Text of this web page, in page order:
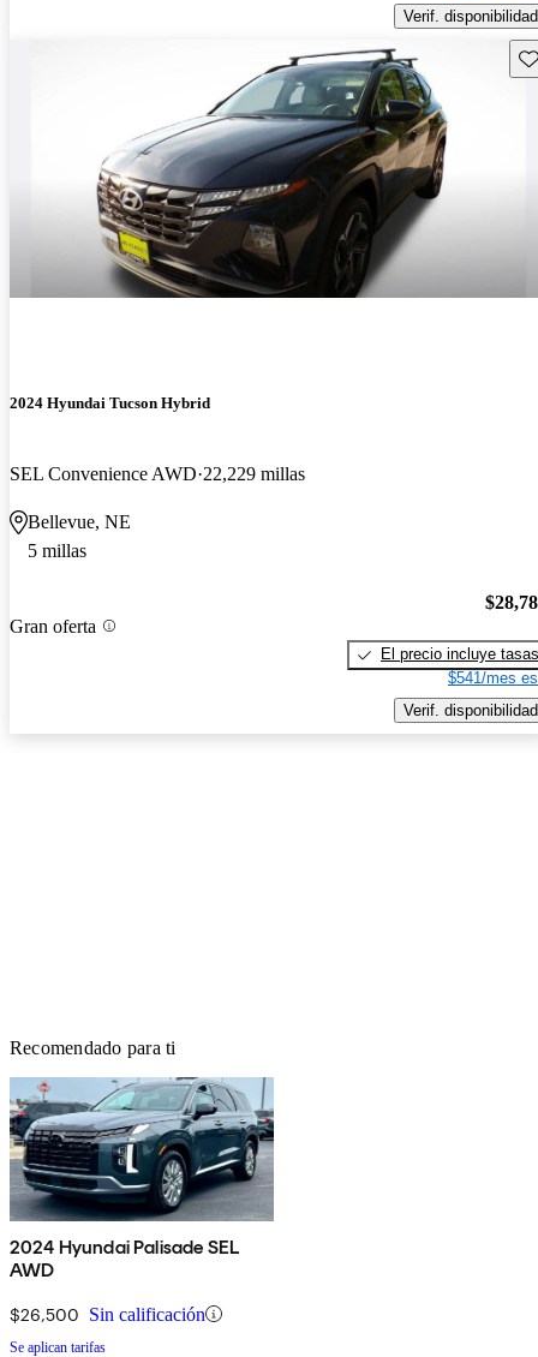
Verif. disponibilidad
2024 Hyundai Tucson Hybrid
SEL Convenience AWD 22,229 millas
Bellevue, NE
5 millas
Gran oferta
El precio incluye tasas
$541/mes
Verif. disponibilidad
Recomendado para ti
2024 Hyundai Palisade SEL
AWD
$26,500 Sin calificación
Se aplican tarifas